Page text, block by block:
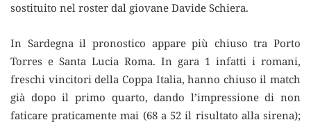
sostituito nel roster dal giovane Davide Schiera.
In Sardegna il pronostico appare più chiuso tra Porto
Torres e Santa Lucia Roma. In gara 1 infatti i romani,
freschi vincitori della Coppa Italia, hanno chiuso il match
già dopo il primo quarto, dando l’impressione di non
faticare praticamente mai (68 a 52 il risultato alla sirena);